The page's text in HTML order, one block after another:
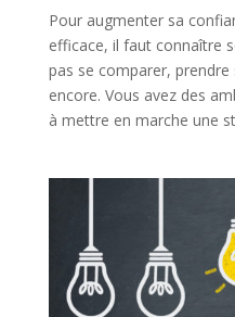
Pour augmenter sa
efficace, il faut connaître
pas se comparer, prendre
encore. Vous avez des
à mettre en marche une